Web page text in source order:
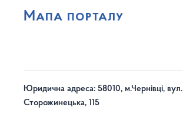
Мапа порталу
Юридична адреса: 58010, м.Чернівці, вул.
Сторожинецька, 115